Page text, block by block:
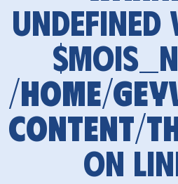
/home/
content/
on